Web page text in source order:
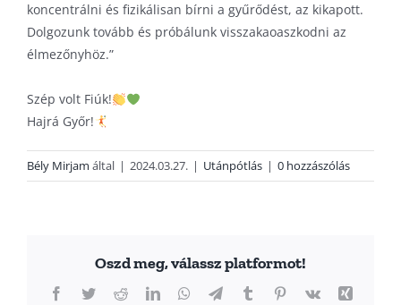
koncentrálni és fizikálisan bírni a gyűrődést, az kikapott.
Dolgozunk tovább és próbálunk visszakaoaszkodni az
élmezőnyhöz.”
Szép volt Fiúk!
Hajrá Győr!
Bély Mirjam által | 2024.03.27. | Utánpótlás | 0 hozzászólás
Oszd meg, válassz platformot!
Facebook
TwitterRedditLinkedInWhatsApp
TelegramTumblrPinterest
Vk
Xing